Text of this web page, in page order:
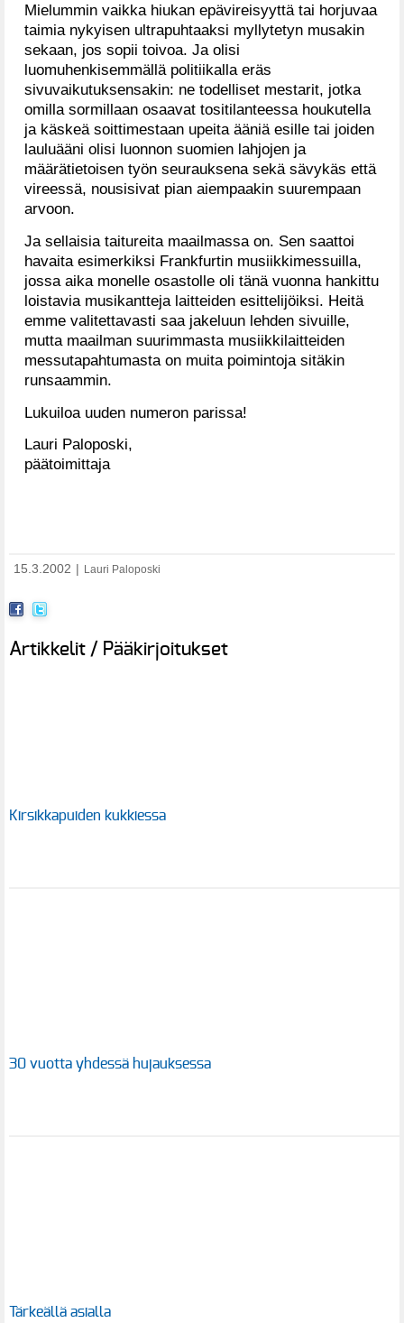
Mielummin vaikka hiukan epävireisyyttä tai horjuvaa
taimia nykyisen ultrapuhtaaksi myllytetyn musakin
sekaan, jos sopii toivoa. Ja olisi
luomuhenkisemmällä politiikalla eräs
sivuvaikutuksensakin: ne todelliset mestarit, jotka
omilla sormillaan osaavat tositilanteessa houkutella
ja käskeä soittimestaan upeita ääniä esille tai joiden
lauluääni olisi luonnon suomien lahjojen ja
määrätietoisen työn seurauksena sekä sävykäs että
vireessä, nousisivat pian aiempaakin suurempaan
arvoon.
Ja sellaisia taitureita maailmassa on. Sen saattoi
havaita esimerkiksi Frankfurtin musiikkimessuilla,
jossa aika monelle osastolle oli tänä vuonna hankittu
loistavia musikantteja laitteiden esittelijöiksi. Heitä
emme valitettavasti saa jakeluun lehden sivuille,
mutta maailman suurimmasta musiikkilaitteiden
messutapahtumasta on muita poimintoja sitäkin
runsaammin.
Lukuiloa uuden numeron parissa!
Lauri Paloposki,
päätoimittaja
15.3.2002 Lauri Paloposki
Artikkelit / Pääkirjoitukset
Kirsikkapuiden kukkiessa
30 vuotta yhdessä hujauksessa
Tärkeällä asialla